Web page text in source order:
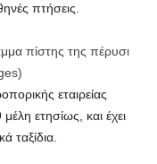
πτήσεις.
πίστης της πέρυσι
εταιρείας
ετησίως, και έχει
ταξίδια.